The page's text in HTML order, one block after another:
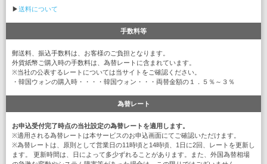
▶送料について
手数料等
郵送料、振込手数料は、お客様のご負担となります。
外貨紙幣ご購入時の手数料は、為替レートに含まれています。
※当社の公表するレートについては当サイトをご確認ください。
・韓国ウォンの購入時・・・・韓国ウォン・・・両替金額の１．５％～３％
為替レート
お申込受付完了時点の当社設定の為替レートを適用します。
※適用される為替レートは本サービスのお申込画面にてご確認いただけます。
※為替レートは、原則として営業日の11時頃と14時頃、1日に2回、レートを更新し
ます。 更新時間は、日によって多少ずれることがあります。また、外国為替相場